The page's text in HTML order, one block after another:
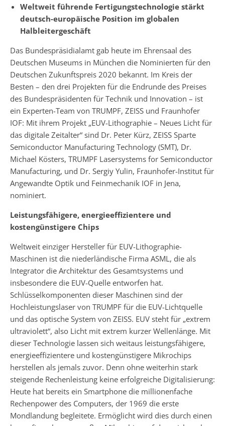
Weltweit führende Fertigungstechnologie stärkt
deutsch-europäische Position im globalen
Halbleitergeschäft
Das Bundespräsidialamt gab heute im Ehrensaal des
Deutschen Museums in München die Nominierten für den
Deutschen Zukunftspreis 2020 bekannt. Im Kreis der
Besten – den drei Projekten für die Endrunde des Preises
des Bundespräsidenten für Technik und Innovation – ist
ein Experten-Team von TRUMPF, ZEISS und Fraunhofer
IOF: Mit ihrem Projekt „EUV-Lithographie – Neues Licht für
das digitale Zeitalter“ sind Dr. Peter Kürz, ZEISS Sparte
Semiconductor Manufacturing Technology (SMT), Dr.
Michael Kösters, TRUMPF Lasersystems for Semiconductor
Manufacturing, und Dr. Sergiy Yulin, Fraunhofer-Institut für
Angewandte Optik und Feinmechanik IOF in Jena,
nominiert.
Leistungsfähigere, energieeffizientere und
kostengünstigere Chips
Weltweit einziger Hersteller für EUV-Lithographie-
Maschinen ist die niederländische Firma ASML, die als
Integrator die Architektur des Gesamtsystems und
insbesondere die EUV-Quelle entworfen hat.
Schlüsselkomponenten dieser Maschinen sind der
Hochleistungslaser von TRUMPF für die EUV-Lichtquelle
und das optische System von ZEISS. EUV steht für „extrem
ultraviolett“, also Licht mit extrem kurzer Wellenlänge. Mit
dieser Technologie lassen sich weitaus leistungsfähigere,
energieeffizientere und kostengünstigere Mikrochips
herstellen als jemals zuvor. Denn ohne weiterhin stark
steigende Rechenleistung keine erfolgreiche Digitalisierung:
Heute hat bereits ein Smartphone die millionenfache
Rechenpower des Computers, der 1969 die erste
Mondlandung begleitete. Ermöglicht wird dies durch einen